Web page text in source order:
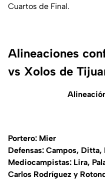
Cuartos de Final.
Alineaciones
vs Xolos de
Portero: Mier
Defensas: Campos, Ditta,
Mediocampistas: Lira,
Carlos Rodríguez y